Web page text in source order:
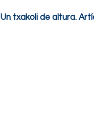
Un txakoli de altura.